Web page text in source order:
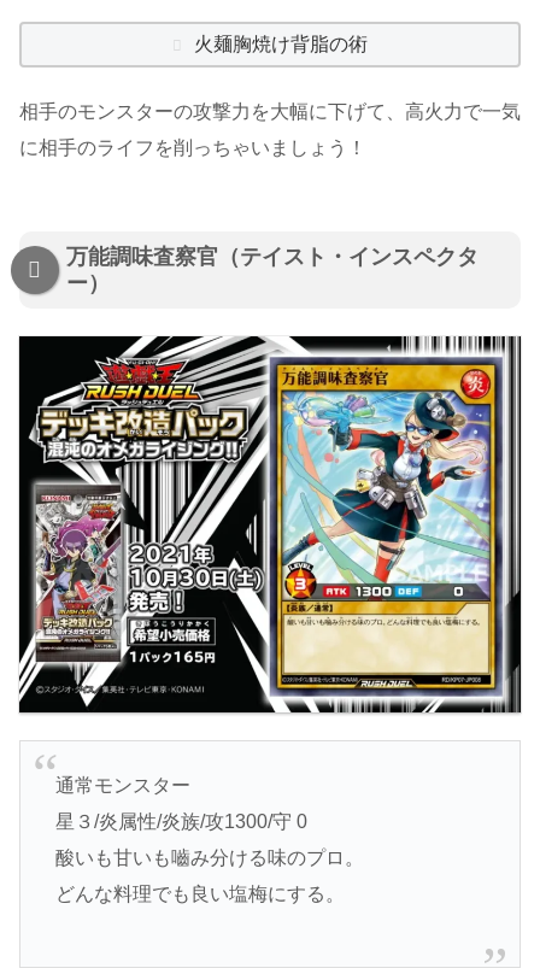
火麺胸焼け背脂の術
相手のモンスターの攻撃力を大幅に下げて、高火力で一気
に相手のライフを削っちゃいましょう！
万能調味査察官（テイスト・インスペクタ
ー）
通常モンスター
星３/炎属性/炎族/攻1300/守 0
酸いも甘いも嚙み分ける味のプロ。
どんな料理でも良い塩梅にする。